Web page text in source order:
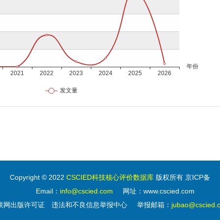
Copyright © 2022 CSCIED科技核心评价数据库 版权所有 京ICP备
Email： info@cscied.com
网址：www.cscied.com
网出版许可证
违法和不良信息举报中心 举报邮箱：